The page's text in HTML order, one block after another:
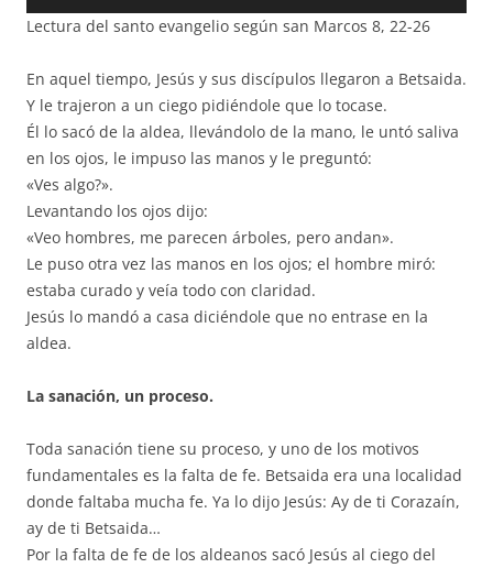
audio
Lectura del santo evangelio según san Marcos 8, 22-26
En aquel tiempo, Jesús y sus discípulos llegaron a Betsaida.
Y le trajeron a un ciego pidiéndole que lo tocase.
Él lo sacó de la aldea, llevándolo de la mano, le untó saliva
en los ojos, le impuso las manos y le preguntó:
«Ves algo?».
Levantando los ojos dijo:
«Veo hombres, me parecen árboles, pero andan».
Le puso otra vez las manos en los ojos; el hombre miró:
estaba curado y veía todo con claridad.
Jesús lo mandó a casa diciéndole que no entrase en la
aldea.
La sanación, un proceso.
Toda sanación tiene su proceso, y uno de los motivos
fundamentales es la falta de fe. Betsaida era una localidad
donde faltaba mucha fe. Ya lo dijo Jesús: Ay de ti Corazaín,
ay de ti Betsaida…
Por la falta de fe de los aldeanos sacó Jesús al ciego del